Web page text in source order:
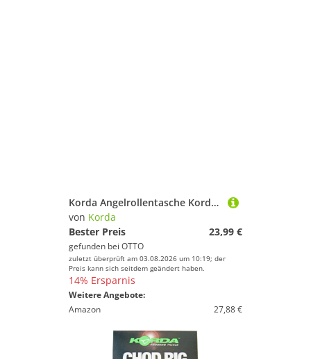
Korda Angelrollentasche Korda Compac Goo Bag Small 17x15x10,5cm - Angeltasche
von Korda
Bester Preis
23,99 €
gefunden bei OTTO
zuletzt überprüft am 03.08.2026 um 10:19; der
Preis kann sich seitdem geändert haben.
14% Ersparnis
Weitere Angebote:
Amazon
27,88 €